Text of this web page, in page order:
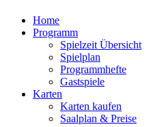
Home
Programm
Spielzeit Übersicht
Spielplan
Programmhefte
Gastspiele
Karten
Karten kaufen
Saalplan & Preise